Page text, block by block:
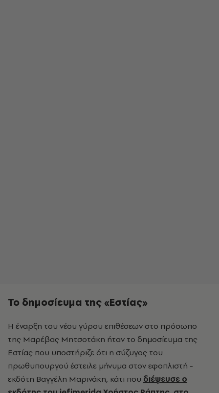
Το δημοσίευμα της «Εστίας»
Η έναρξη του νέου γύρου επιθέσεων στο πρόσωπο
της Μαρέβας Μητσοτάκη ήταν το δημοσίευμα της
Εστίας που υποστήριζε ότι η σύζυγος του
πρωθυπουργού έστειλε μήνυμα στον εφοπλιστή -
εκδότη Βαγγέλη Μαρινάκη, κάτι που διέψευσε ο